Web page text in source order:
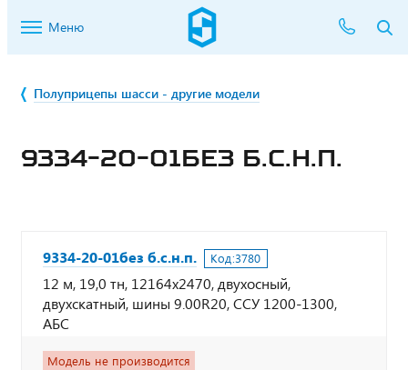
Меню
Полуприцепы шасси - другие модели
9334-20-01БЕЗ Б.С.Н.П.
9334-20-01без б.с.н.п. Код:3780
12 м, 19,0 тн, 12164х2470, двухосный,
двухскатный, шины 9.00R20, CCУ 1200-1300,
АБС
Модель не производится